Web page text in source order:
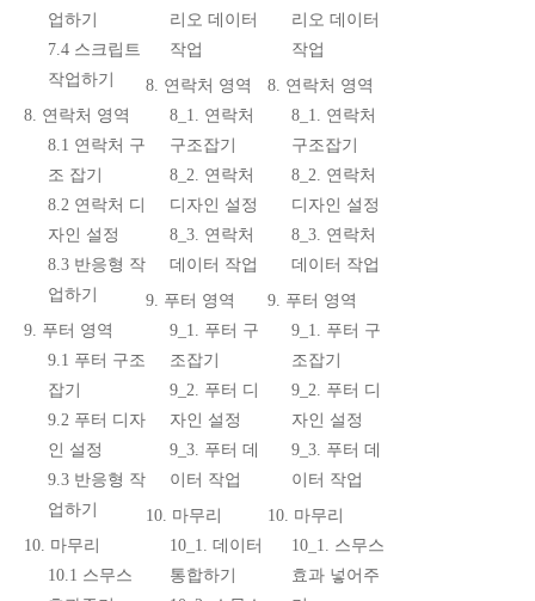
업하기
7.4 스크립트
작업하기
8. 연락처 영역
8.1 연락처 구
조 잡기
8.2 연락처 디
자인 설정
8.3 반응형 작
업하기
9. 푸터 영역
9.1 푸터 구조
잡기
9.2 푸터 디자
인 설정
9.3 반응형 작
업하기
10. 마무리
10.1 스무스
리오 데이터
작업
8. 연락처 영역
8_1. 연락처
구조잡기
8_2. 연락처
디자인 설정
8_3. 연락처
데이터 작업
9. 푸터 영역
9_1. 푸터 구
조잡기
9_2. 푸터 디
자인 설정
9_3. 푸터 데
이터 작업
10. 마무리
10_1. 데이터
통합하기
리오 데이터
작업
8. 연락처 영역
8_1. 연락처
구조잡기
8_2. 연락처
디자인 설정
8_3. 연락처
데이터 작업
9. 푸터 영역
9_1. 푸터 구
조잡기
9_2. 푸터 디
자인 설정
9_3. 푸터 데
이터 작업
10. 마무리
10_1. 스무스
효과 넣어주